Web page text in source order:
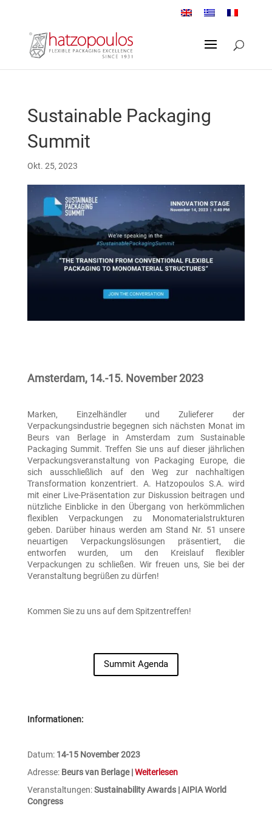
Sustainable Packaging
Summit
Okt. 25, 2023
Amsterdam, 14.-15. November 2023
Marken, Einzelhändler und Zulieferer der
Verpackungsindustrie begegnen sich nächsten Monat im
Beurs van Berlage in Amsterdam zum Sustainable
Packaging Summit. Treffen Sie uns auf dieser jährlichen
Verpackungsveranstaltung von Packaging Europe, die
sich ausschließlich auf den Weg zur nachhaltigen
Transformation konzentriert. A. Hatzopoulos S.A. wird
mit einer Live-Präsentation zur Diskussion beitragen und
nützliche Einblicke in den Übergang von herkömmlichen
flexiblen Verpackungen zu Monomaterialstrukturen
geben. Darüber hinaus werden am Stand Nr. 51 unsere
neuartigen Verpackungslösungen präsentiert, die
entworfen wurden, um den Kreislauf flexibler
Verpackungen zu schließen. Wir freuen uns, Sie bei der
Veranstaltung begrüßen zu dürfen!
Kommen Sie zu uns auf dem Spitzentreffen!
Summit Agenda
Informationen:
Datum: 14-15 November 2023
Adresse: Beurs van Berlage |Weiterlesen
Veranstaltungen:Sustainability Awards |AIPIA World
Congress